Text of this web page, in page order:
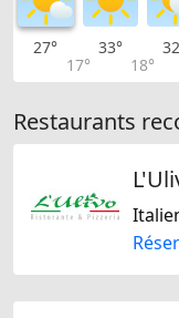
27°
17°
33°
18°
Restaurants